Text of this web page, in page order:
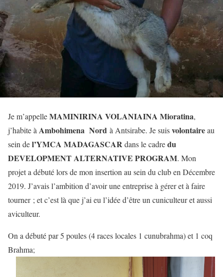
Je m’appelleMAMINIRINA VOLANIAINA Mioratina,
j’habite àAmbohimena Nord à Antsirabe. Je suisvolontaireau
sein del’YMCA MADAGASCARdans le cadredu
DEVELOPMENTALTERNATIVE PROGRAM. Mon
projet a débuté lors de mon insertion au sein du club en Décembre
2019. J’avais l’ambition d’avoir une entreprise à gérer et à faire
tourner ; et c’est là que j’ai eu l’idée d’être un cuniculteur et aussi
aviculteur.
On a débuté par 5 poules (4 races locales 1 cunubrahma) et 1 coq
Brahma;